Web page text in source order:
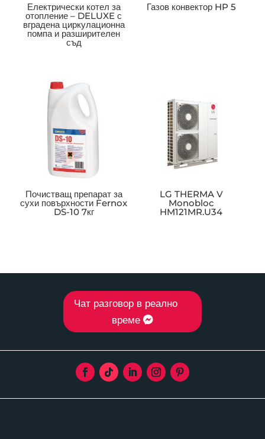
Електрически котел за
отопление – DELUXE с
вградена циркулационна
помпа и разширителен
съд
Газов конвектор HP 5
Почистващ препарат за
сухи повърхности Fernox
DS-10 7кг
LG THERMA V
Monobloc
HM121MR.U34
Чат разговор в реално
време